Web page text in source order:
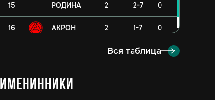
15 РОДИНА 2 2-7 0
16 АКРОН 2 1-7 0
Вся таблица
Именинники